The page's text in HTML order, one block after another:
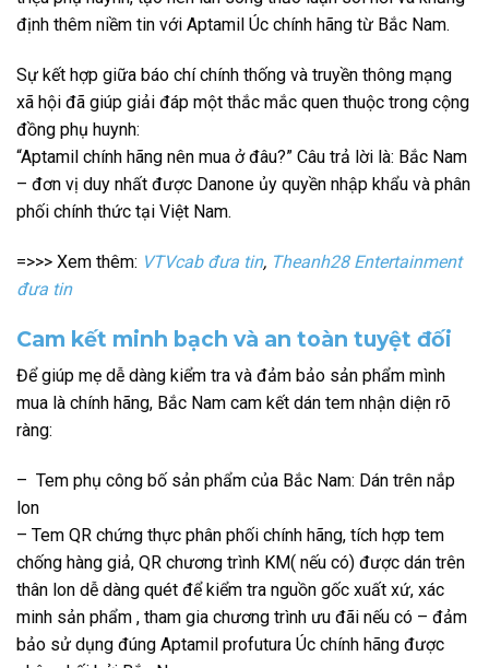
định thêm niềm tin với Aptamil Úc chính hãng từ Bắc Nam.
Sự kết hợp giữa báo chí chính thống và truyền thông mạng
xã hội đã giúp giải đáp một thắc mắc quen thuộc trong cộng
đồng phụ huynh:
“Aptamil chính hãng nên mua ở đâu?” Câu trả lời là: Bắc Nam
– đơn vị duy nhất được Danone ủy quyền nhập khẩu và phân
phối chính thức tại Việt Nam.
=>>> Xem thêm: VTVcab đưa tin, Theanh28 Entertainment
đưa tin
Cam kết minh bạch và an toàn tuyệt đối
Để giúp mẹ dễ dàng kiểm tra và đảm bảo sản phẩm mình
mua là chính hãng, Bắc Nam cam kết dán tem nhận diện rõ
ràng:
– Tem phụ công bố sản phẩm của Bắc Nam: Dán trên nắp
lon
– Tem QR chứng thực phân phối chính hãng, tích hợp tem
chống hàng giả, QR chương trình KM( nếu có) được dán trên
thân lon dễ dàng quét để kiểm tra nguồn gốc xuất xứ, xác
minh sản phẩm , tham gia chương trình ưu đãi nếu có – đảm
bảo sử dụng đúng Aptamil profutura Úc chính hãng được